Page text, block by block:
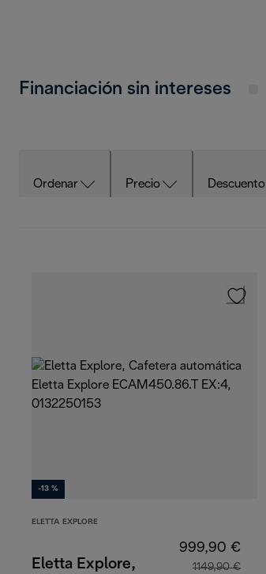
Financiación sin intereses
Ordenar Precio Descuento
-13 %
ELETTA EXPLORE
Eletta Explore,
999,90 €
1149,90 €